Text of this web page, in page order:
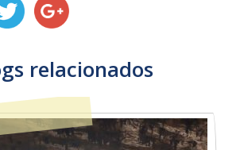
relacionados